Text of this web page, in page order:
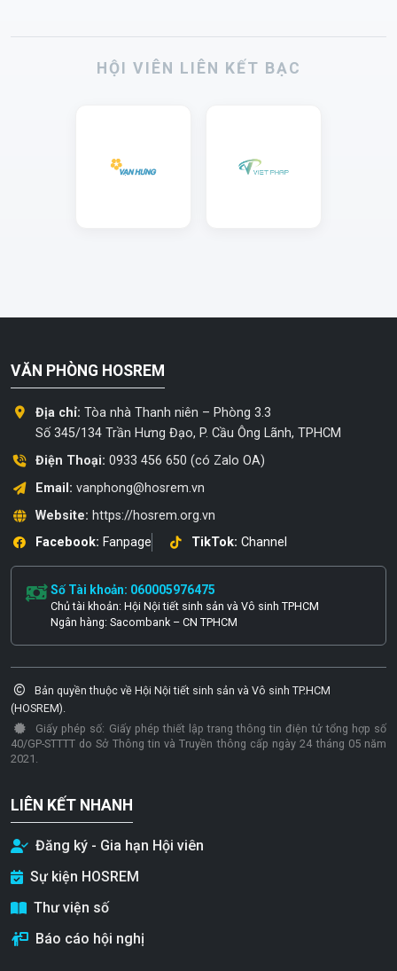
HỘI VIÊN LIÊN KẾT BẠC
VĂN PHÒNG HOSREM
Địa chỉ: Tòa nhà Thanh niên – Phòng 3.3
Số 345/134 Trần Hưng Đạo, P. Cầu Ông Lãnh, TPHCM
Điện Thoại: 0933 456 650 (có Zalo OA)
Email: vanphong@hosrem.vn
Website: https://hosrem.org.vn
Facebook: Fanpage TikTok: Channel
Số Tài khoản: 060005976475
Chủ tài khoản: Hội Nội tiết sinh sản và Vô sinh TPHCM
Ngân hàng: Sacombank – CN TPHCM
Bản quyền thuộc về Hội Nội tiết sinh sản và Vô sinh TP.HCM
(HOSREM).
Giấy phép số: Giấy phép thiết lập trang thông tin điện tử tổng hợp số
40/GP-STTTT do Sở Thông tin và Truyền thông cấp ngày 24 tháng 05 năm
2021.
LIÊN KẾT NHANH
Đăng ký - Gia hạn Hội viên
Sự kiện HOSREM
Thư viện số
Báo cáo hội nghị